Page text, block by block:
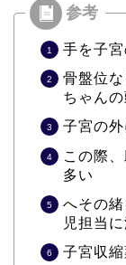
手を子
骨盤位
ちゃん
子宮の
この際
多い
へその
児担当
子宮収